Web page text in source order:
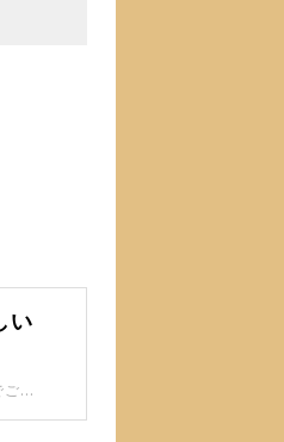
い
新しい「板橋区立中央図書館」に行ってきました！ ダイジェストでご紹介します。